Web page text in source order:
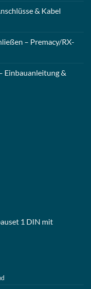
& Kabel
– Premacy/RX-
Einbauanleitung &
1 DIN mit